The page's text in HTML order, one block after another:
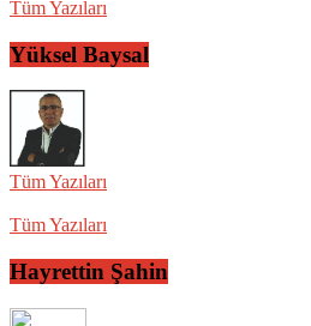
Tüm Yazıları
Yüksel Baysal
Tüm Yazıları
Tüm Yazıları
Hayrettin Şahin